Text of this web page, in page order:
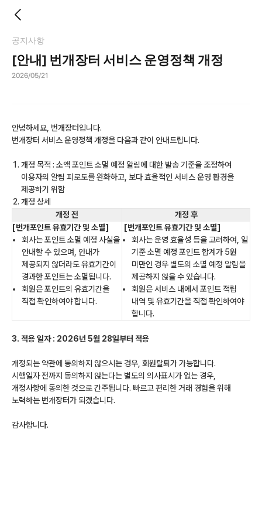
공지사항
[안내] 번개장터 서비스 운영정책 개정
2026/05/21
안녕하세요, 번개장터입니다.
번개장터 서비스 운영정책 개정을 다음과 같이 안내드립니다.
개정 목적 : 소액 포인트 소멸 예정 알림에 대한 발송 기준을 조정하여
이용자의 알림 피로도를 완화하고, 보다 효율적인 서비스 운영 환경을
제공하기 위함
개정 상세
개정 전
개정 후
[번개포인트 유효기간 및 소멸]
회사는 포인트 소멸 예정 사실을
안내할 수 있으며, 안내가
제공되지 않더라도 유효기간이
경과한 포인트는 소멸됩니다.
회원은 포인트의 유효기간을
직접 확인하여야 합니다.
[번개포인트 유효기간 및 소멸]
회사는 운영 효율성 등을 고려하여, 일
기준 소멸 예정 포인트 합계가 5원
미만인 경우 별도의 소멸 예정 알림을
제공하지 않을 수 있습니다.
회원은 서비스 내에서 포인트 적립
내역 및 유효기간을 직접 확인하여야
합니다.
3. 적용 일자 : 2026년 5월 28일부터 적용
개정되는 약관에 동의하지 않으시는 경우, 회원탈퇴가 가능합니다.
시행일자 전까지 동의하지 않는다는 별도의 의사표시가 없는 경우,
개정사항에 동의한 것으로 간주됩니다. 빠르고 편리한 거래 경험을 위해
노력하는 번개장터가 되겠습니다.
감사합니다.